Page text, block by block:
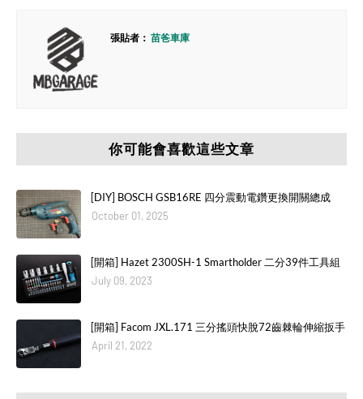
張貼者： 苗爸車庫
你可能會喜歡這些文章
[DIY] BOSCH GSB16RE 四分震動電鑽更換開關總成
October 01, 2025
[開箱] Hazet 2300SH-1 Smartholder 二分39件工具組
July 09, 2023
[開箱] Facom JXL.171 三分搖頭快脫72齒棘輪伸縮扳手
April 21, 2022